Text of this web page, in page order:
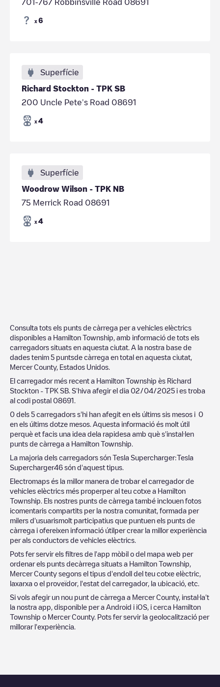
701-767 Robbinsville Road 08691
x 6
Superfície
Richard Stockton - TPK SB
200 Uncle Pete's Road 08691
x 4
Superfície
Woodrow Wilson - TPK NB
75 Merrick Road 08691
x 4
Consulta tots els punts de càrrega per a vehicles elèctrics
disponibles a Hamilton Township , amb informació de tots els
carregadors situats en aquesta ciutat. A la nostra base de
dades tenim 5 puntsde càrrega en total en aquesta ciutat,
Mercer County, Estados Unidos
El carregador més recent a Hamilton Township ès Richard
Stockton - TPK SB . S'hiva afegir el dia 02/04/2025 i es troba
al codi postal 08691
0 dels 5 carregadors s'hi han afegit en els últims sis mesos i 0
en els últims dotze mesos. Aquesta informació és molt útil
perquè et facis una idea dela rapidesa amb què s'instal·len
punts de càrrega a Hamilton Township
La majoria dels carregadors són Tesla Supercharger:Tesla
Supercharger46 són d'aquest tipus.
Electromaps és la millor manera de trobar el carregador de
vehicles elèctrics més properper al teu cotxe a Hamilton
Township . Els nostres punts de càrrega també inclouen fotos
icomentaris compartits per la nostra comunitat, formada per
milers d'usuarismolt participatius que puntuen els punts de
càrrega i ofereixen informació útilper crear la millor experiència
per als conductors de vehicles elèctrics.
Pots fer servir els filtres de l'app mòbil o del mapa web per
ordenar els punts decàrrega situats a Hamilton Township
Mercer County segons el tipus d'endoll del teu cotxe elèctric,
laxarxa o el proveïdor, l'estat del carregador, la ubicació, etc.
Si vols afegir un nou punt de càrrega a Mercer County, instal·la't
la nostra app, disponible per a Android i iOS, i cerca Hamilton
Township o Mercer County. Pots fer servir la geolocalització per
millorar l'experiència.